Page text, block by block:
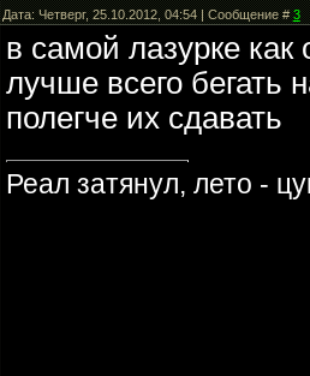
Дата: Четверг, 25.10.2012, 04:54 | Сообщение #3
в самой лазурке
лучше всего бегать
полегче их сдавать
Реал затянул, лето -